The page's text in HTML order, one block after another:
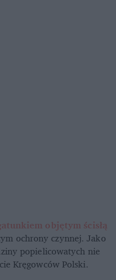
objętym ścisłą
ochrony czynnej. Jako
popielicowatych nie
Kręgowców Polski.